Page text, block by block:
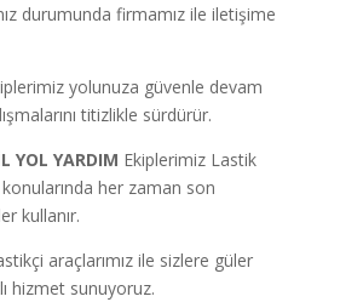
durumunda firmamız ile iletişime
yolunuza güvenle devam
titizlikle sürdürür.
YOL YARDIM Ekiplerimiz Lastik
her zaman son
kullanır.
araçlarımız ile sizlere güler
hizmet sunuyoruz.